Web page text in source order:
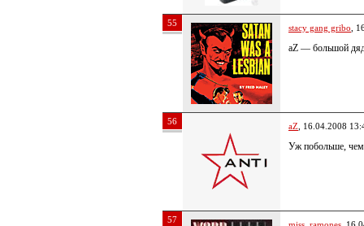
55 stacy gang gribo ,
aZ — большой
56 aZ , 16.04.2008
Уж побольше, чем
57